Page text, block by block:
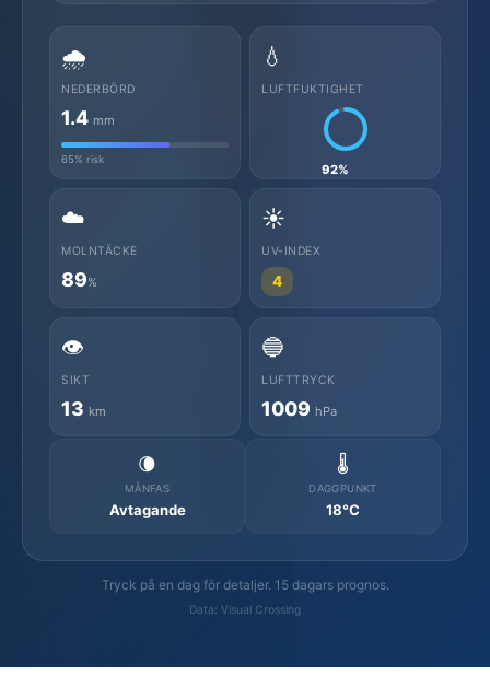
🌧️
NEDERBÖRD
1.4 mm
65% risk
💧
LUFTFUKTIGHET
92%
☁️
MOLNTÄCKE
89%
☀️
UV-INDEX
4
👁️
SIKT
13 km
🔵
LUFTTRYCK
1009 hPa
🌘
MÅNFAS
Avtagande
🌡️
DAGGPUNKT
18°C
Tryck på en dag för detaljer. 15 dagars prognos.
Data: Visual Crossing